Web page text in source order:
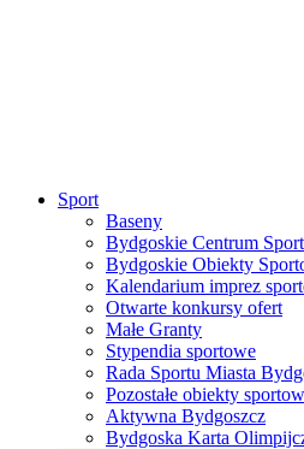
Sport
Baseny
Bydgoskie Centrum
Bydgoskie Obiekty
Kalendarium imprez
Otwarte konkursy ofert
Małe Granty
Stypendia sportowe
Rada Sportu Miasta
Pozostałe obiekty
Aktywna Bydgoszcz
Bydgoska Karta